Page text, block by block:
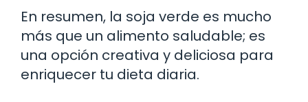
En resumen, la soja verde es mucho
más que un alimento saludable; es
una opción creativa y deliciosa para
enriquecer tu dieta diaria.